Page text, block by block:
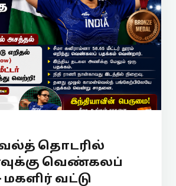
தொடரில்
வெண்கலப்
வட்டு